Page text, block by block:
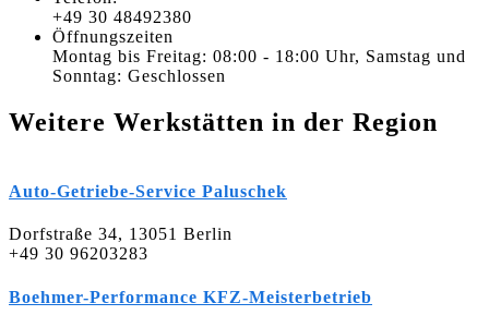
+49 30 48492380
Öffnungszeiten
Montag bis Freitag: 08:00 - 18:00 Uhr, Samstag und
Sonntag: Geschlossen
Weitere Werkstätten in der Region
Auto-Getriebe-Service Paluschek
Dorfstraße 34, 13051 Berlin
+49 30 96203283
Boehmer-Performance KFZ-Meisterbetrieb